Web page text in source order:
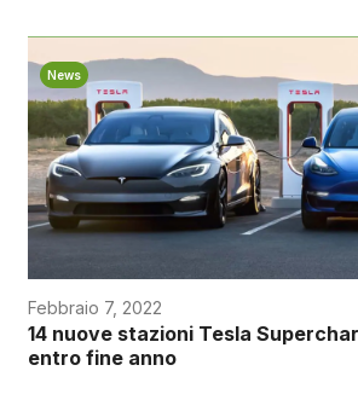
News
Febbraio 7, 2022
14 nuove stazioni Tesla
entro fine anno